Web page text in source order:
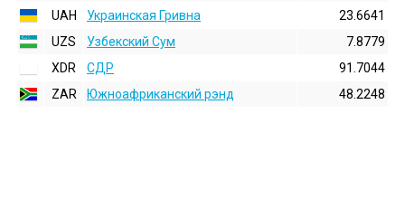
UAH
Украинская Гривна
23.6641
UZS
Узбекский Сум
7.8779
XDR
СДР
91.7044
ZAR
Южноафриканский рэнд 48.2248